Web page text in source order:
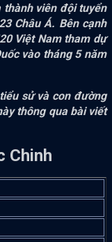
thành viên đội tuyển
Châu Á. Bên cạnh
Việt Nam tham dự
vào tháng 5 năm
sử và con đường
thông qua bài viết
Chinh